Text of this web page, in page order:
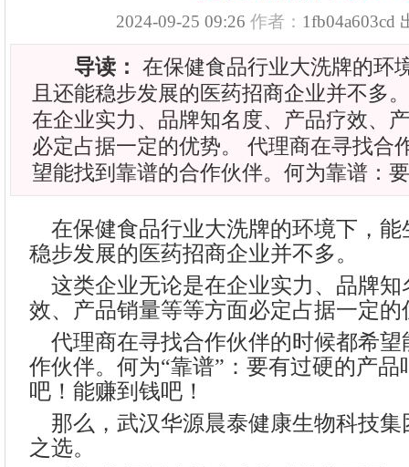
2024-09-25 09:26 作者： 1fb04a603cd
导读： 在保健食品行业大洗牌的环
且还能稳步发展的医药招商企业并不多
在企业实力、品牌知名度、产品疗效、
必定占据一定的优势。 代理商在寻找合
望能找到靠谱的合作伙伴。何为靠谱：
在保健食品行业大洗牌的环境下，能
稳步发展的医药招商企业并不多。
这类企业无论是在企业实力、品牌知
效、产品销量等等方面必定占据一定的
代理商在寻找合作伙伴的时候都希望
作伙伴。何为“靠谱”：要有过硬的产品
吧！能赚到钱吧！
那么，武汉华源晨泰健康生物科技集
之选。